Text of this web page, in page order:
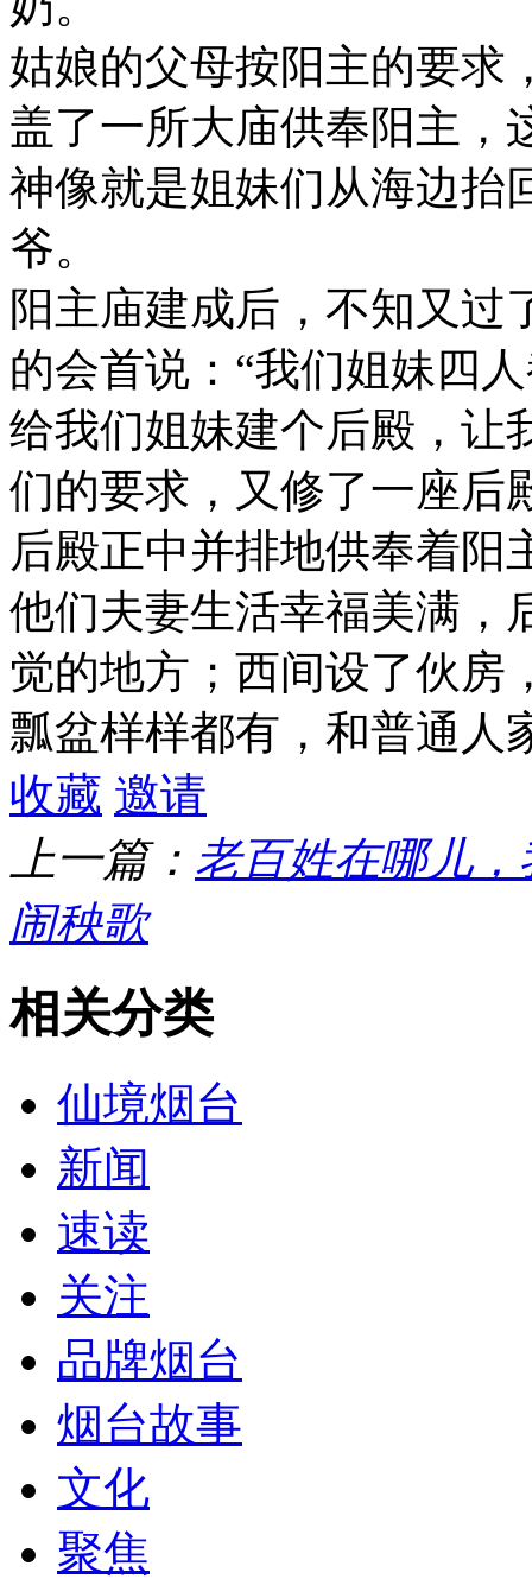
姑娘的父母按阳主的要求
盖了一所大庙供奉阳主，
神像就是姐妹们从海边抬
爷。
阳主庙建成后，不知又过
的会首说：“我们姐妹四
给我们姐妹建个后殿，让
们的要求，又修了一座后
后殿正中并排地供奉着阳
他们夫妻生活幸福美满，
觉的地方；西间设了伙房
瓢盆样样都有，和普通人
收藏 邀请
上一篇： 老百姓在哪儿
闹秧歌
相关分类
仙境烟台
新闻
速读
关注
品牌烟台
烟台故事
文化
聚焦